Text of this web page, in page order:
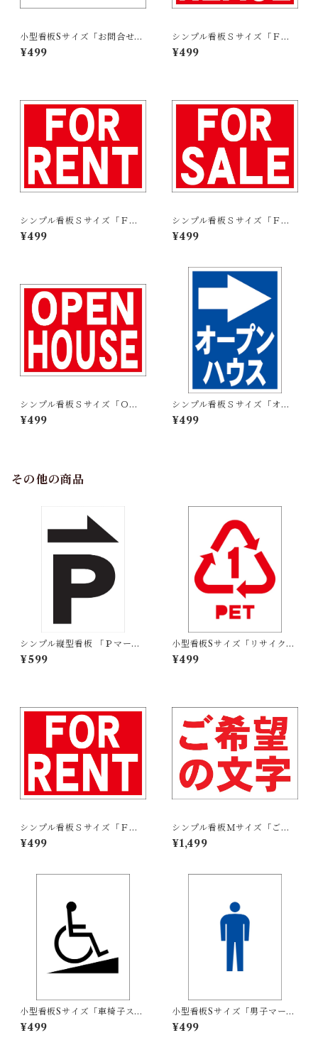
小型看板Sサイズ「お問合せは
余白付（黒字）」 屋外可【不
動産】
¥499
シンプル看板Ｓサイズ「ＦＯ
Ｒ ＲＥＡＳＥ」【不動産】屋
外可
¥499
シンプル看板Ｓサイズ「ＦＯ
Ｒ ＲＥＮＴ」【不動産】屋外
可
¥499
シンプル看板Ｓサイズ「ＦＯ
Ｒ ＳＡＬＥ」【不動産】屋外
可
¥499
シンプル看板Ｓサイズ「ＯＰ
ＥＮ ＨＯＵＳＥ」【不動産】
屋外可
¥499
シンプル看板Ｓサイズ「オー
プンハウス（右折・紺）」
【不動産】屋外可
¥499
その他の商品
シンプル縦型看板 「Ｐマーク
（黒）右矢印」【駐車場】 屋
外可
¥599
小型看板Sサイズ「リサイクル
PETボトル（赤）」 屋外可
【その他・マーク】
¥499
シンプル看板Ｓサイズ「ＦＯ
Ｒ ＲＥＮＴ」【不動産】屋外
可
¥499
シンプル看板Ｍサイズ「ご希
望の文字横型（赤字）」【オ
リジナル・オーダー】屋外可
¥1,499
小型看板Sサイズ「車椅子スロ
ープマーク（黒）」 屋外可
【その他・マーク】
¥499
小型看板Sサイズ「男子マーク
（青）」 屋外可【その他・マ
ーク】
¥499